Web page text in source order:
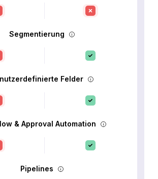
Segmentierung
Felder
& Approval Automation
Pipelines